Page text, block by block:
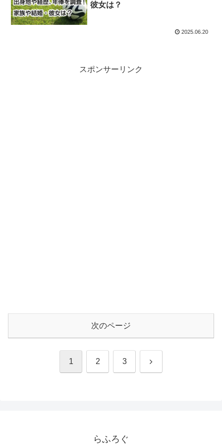
彼女は？
2025.06.20
スポンサーリンク
次のページ
1 2 3 次
らふろぐ